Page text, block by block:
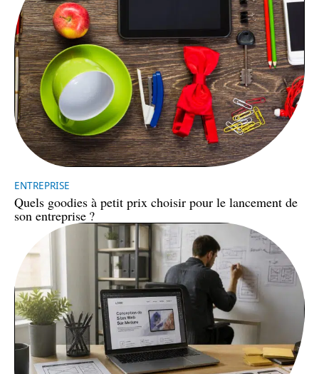
ENTREPRISE
Quels goodies à petit prix choisir pour le lancement de
son entreprise ?